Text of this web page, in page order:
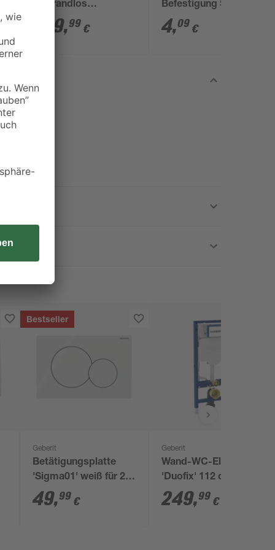
spülrandlos
'Architectura'
inklusive WC-Sitz
229,99 €
Befestigung S 8 RD
80 2 Stück
4,09 €
Bestseller
Geberit
Betätigungsplatte
'Sigma01' weiß für 2-
Mengen-Spülung
49,99 €
Geberit
Wand-WC-Element
'Duofix' 112 cm mit
Unterputz-Spülkasten
'Sigma' 12 cm
249,99 €